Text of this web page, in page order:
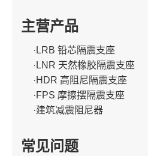
主营产品
·LRB 铅芯隔震支座
·LNR 天然橡胶隔震支座
·HDR 高阻尼隔震支座
·FPS 摩擦摆隔震支座
·建筑减震阻尼器
常见问题